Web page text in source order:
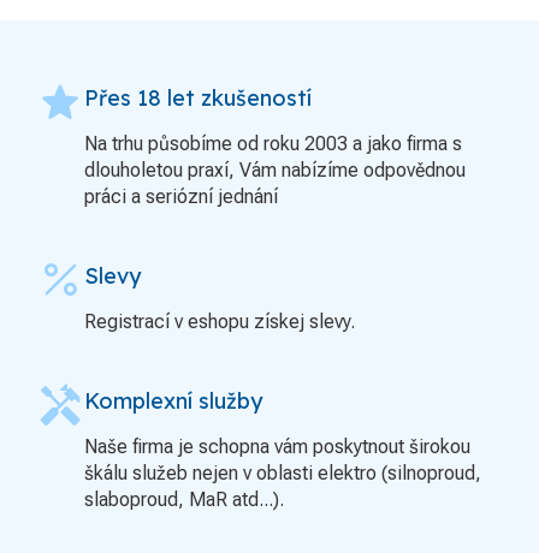
grade Přes 18 let zkušeností
Na trhu působíme od roku 2003 a jako firma s
dlouholetou praxí, Vám nabízíme odpovědnou
práci a seriózní jednání
percent Slevy
Registrací v eshopu získej slevy.
handyman Komplexní služby
Naše firma je schopna vám poskytnout širokou
škálu služeb nejen v oblasti elektro (silnoproud,
slaboproud, MaR atd...).